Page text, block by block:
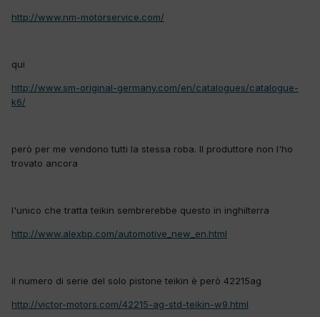
http://www.nm-motorservice.com/
qui
http://www.sm-original-germany.com/en/catalogues/catalogue-
k6/
però per me vendono tutti la stessa roba. Il produttore non l'ho
trovato ancora
l'unico che tratta teikin sembrerebbe questo in inghilterra
http://www.alexbp.com/automotive_new_en.html
il numero di serie del solo pistone teikin è però 42215ag
http://victor-motors.com/42215-ag-std-teikin-w9.html